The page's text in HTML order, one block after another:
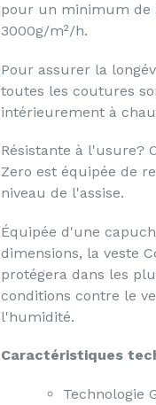
pour un minimum de
3000g/m²/h.
Pour assurer la
toutes les coutures
intérieurement à
Résistante à l'usure?
Zero est équipée de
niveau de l'assise.
Équipée d'une
dimensions, la veste
protégera dans les
conditions contre le
l'humidité.
Caractéristiques
Technologie